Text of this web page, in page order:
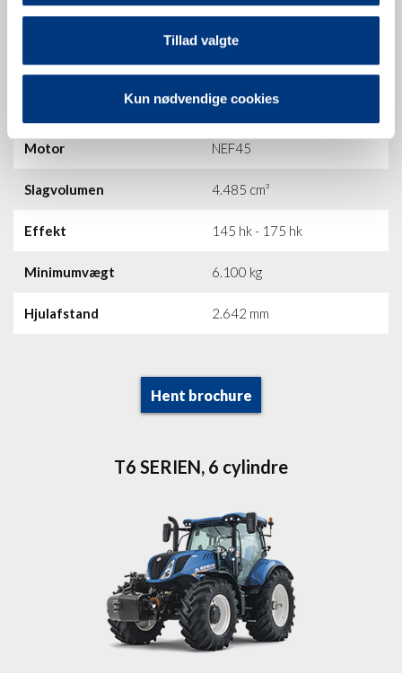
Tillad valgte
Kun nødvendige cookies
Motor NEF45
Slagvolumen 4.485 cm³
Effekt 145 hk - 175 hk
Minimumvægt 6.100 kg
Hjulafstand 2.642 mm
Hent brochure
T6 SERIEN, 6 cylindre